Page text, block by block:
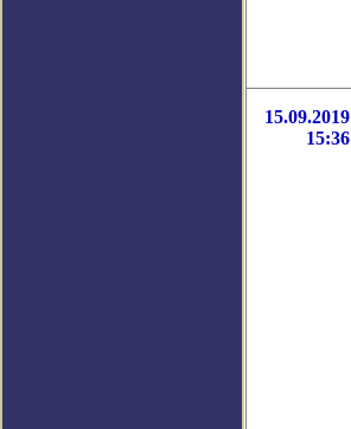
15.09.2019
15:36